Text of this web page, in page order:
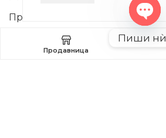
Правила и Услови
Плаќање и Поврат на Средства
Продавница
Пиши нѝ
Open
chaty